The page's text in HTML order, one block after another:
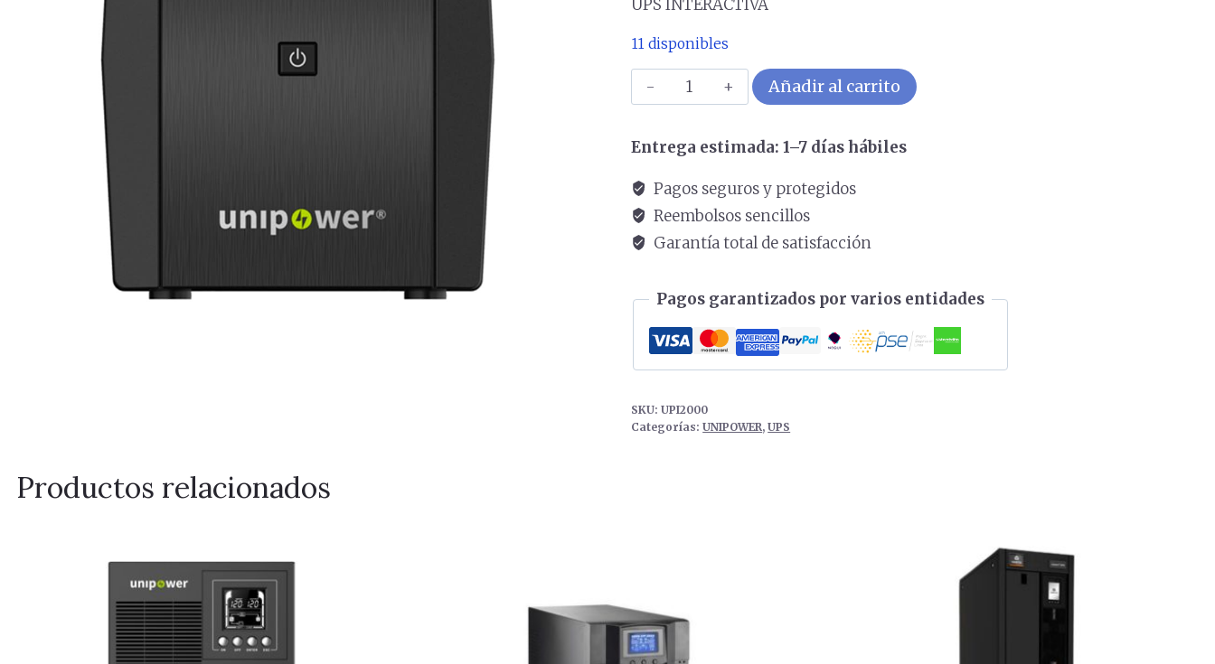
UPS INTERACTIVA
11 disponibles
con
supresion).
software
monitoreo
cantidad
Añadir al carrito
Entrega estimada: 1–7 días hábiles
Pagos seguros y protegidos
Reembolsos sencillos
Garantía total de satisfacción
Pagos garantizados por varios entidades
SKU:UPI2000
Categorías:UNIPOWER,UPS
Productos relacionados